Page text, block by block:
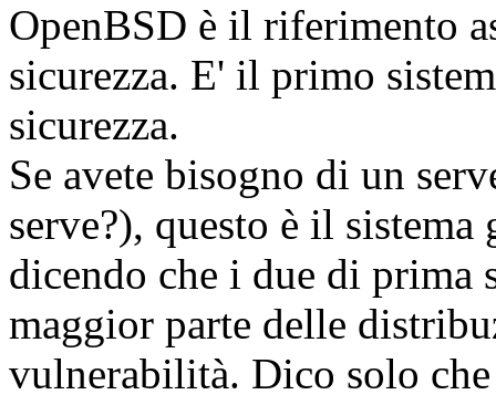
OpenBSD è il riferimento
sicurezza. E' il primo
sicurezza.
Se avete bisogno di un
serve?), questo è il
dicendo che i due di prima
maggior parte delle
vulnerabilità. Dico solo